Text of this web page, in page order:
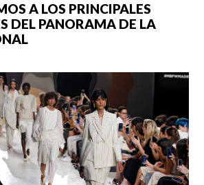
A LOS PRINCIPALES
DEL PANORAMA DE LA